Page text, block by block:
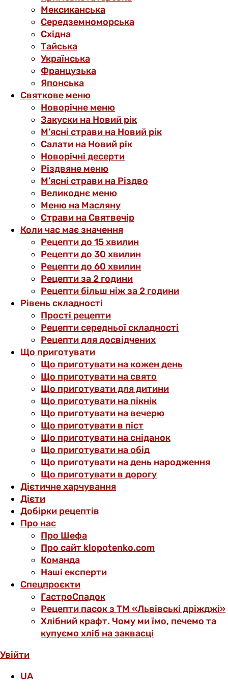
Мексиканська
Середземноморська
Східна
Тайська
Українська
Французька
Японська
Святкове меню
Новорічне меню
Закуски на Новий рік
М’ясні страви на Новий рік
Салати на Новий рік
Новорічні десерти
Різдвяне меню
М’ясні страви на Різдво
Великоднє меню
Меню на Масляну
Страви на Святвечір
Коли час має значення
Рецепти до 15 хвилин
Рецепти до 30 хвилин
Рецепти до 60 хвилин
Рецепти за 2 години
Рецепти більш ніж за 2 години
Рівень складності
Прості рецепти
Рецепти середньої складності
Рецепти для досвідчених
Що приготувати
Що приготувати на кожен день
Що приготувати на свято
Що приготувати для дитини
Що приготувати на пікнік
Що приготувати на вечерю
Що приготувати в піст
Що приготувати на сніданок
Що приготувати на обід
Що приготувати на день народження
Що приготувати в дорогу
Дієтичне харчування
Дієти
Добірки рецептів
Про нас
Про Шефа
Про сайт klopotenko.com
Команда
Наші експерти
Спецпроєкти
ГастроСпадок
Рецепти пасок з ТМ «Львівські дріжджі»
Хлібний крафт. Чому ми їмо, печемо та
купуємо хліб на заквасці
Увійти
UA